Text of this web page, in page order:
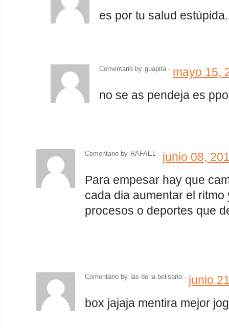
es por tu salud estúpida.
Comentario by guapita- mayo 15,
no se as pendeja es
Comentario by RAFAEL - junio 08,
Para empesar hay que
cada dia aumentar el
procesos o deportes que
Comentario by las de la belisario - junio
box jajaja mentira mejor